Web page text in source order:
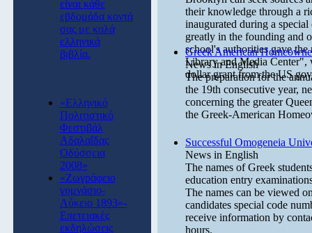
είναι κάθε
εβδομάδα κοντά
σας με καλά
ελληνικά
βιβλία.
«Ελληνικό
Πολιτιστικό
Φεστιβάλ
Αδαλαΐδας
Οδύσσεια
2008»
«Ζωγράφειο
γυμνάσιο-
Λύκειο 1893»-
Επετειακές
εκδηλώσεις
their knowledge through a
inaugurated during a
greatly in the founding and
school's authorities gave
Library and Media Center",
dollar grant from the US
Greek American
News in English
The preparation for the
the 19th consecutive year,
concerning the greater
the Greek-American
Successful Omogeneia
News in English
The names of Greek
education entry
The names can be viewed
candidates special code
receive information by
hours.